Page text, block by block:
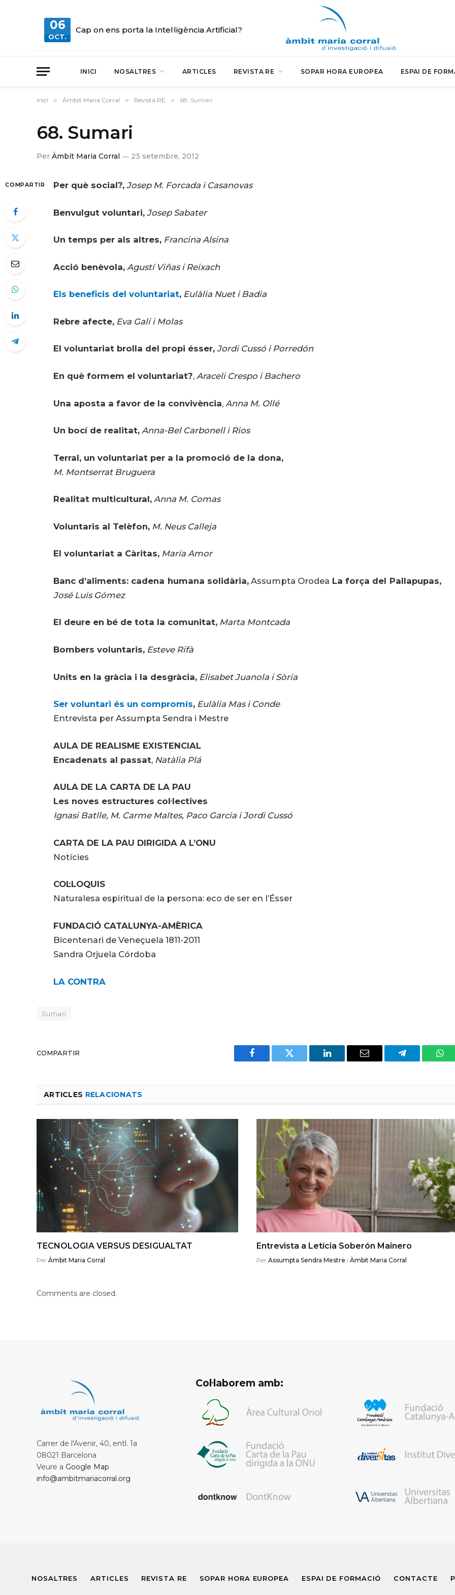
06
OCT.
Cap on ens porta la Intel·ligència Artificial?
INICI NOSALTRES ARTICLES REVISTA RE SOPAR HORA EUROPEA ESPAI DE
Inici » Àmbit Maria Corral » Revista RE » 68. Sumari
68. Sumari
Per Àmbit Maria Corral 23 setembre, 2012
COMPARTIR Per què social?, Josep M. Forcada i Casanovas
Benvulgut voluntari,Josep Sabater
Un temps per als altres, Francina Alsina
Acció benèvola, Agustí Viñas i Reixach
Els beneficis del voluntariat, Eulàlia Nuet i Badia
Rebre afecte, Eva Galí i Molas
El voluntariat brolla del propi ésser, Jordi Cussó i Porredón
En què formem el voluntariat?, Araceli Crespo i Bachero
Una aposta a favor de la convivència, Anna M. Ollé
Un bocí de realitat, Anna-Bel Carbonell i Rios
Terral, un voluntariat per a la promoció de la dona,
M. Montserrat Bruguera
Realitat multicultural, Anna M. Comas
Voluntaris al Telèfon, M. Neus Calleja
El voluntariat a Càritas, María Amor
Banc d’aliments: cadena humana solidària,Assumpta Orodea La força del Pallapupas,
José Luis Gómez
El deure en bé de tota la comunitat, Marta Montcada
Bombers voluntaris, Esteve Rifà
Units en la gràcia i la desgràcia, Elisabet Juanola i Sòria
Ser voluntari és un compromís, Eulàlia Mas i Conde
Entrevista per Assumpta Sendra i Mestre
AULA DE REALISME EXISTENCIAL
Encadenats al passat, Natàlia Plá
AULA DE LA CARTA DE LA PAU
Les noves estructures col·lectives
Ignasi Batlle, M. Carme Maltes, Paco Garcia i Jordi Cussó
CARTA DE LA PAU DIRIGIDA A L’ONU
Notícies
COL·LOQUIS
Naturalesa espiritual de la persona: eco de ser en l’Ésser
FUNDACIÓ CATALUNYA-AMÈRICA
Bicentenari de Veneçuela 1811-2011
Sandra Orjuela Córdoba
LA CONTRA
Sumari
COMPARTIR
Facebook Twitter LinkedIn Email Telegram
ARTICLES RELACIONATS
TECNOLOGIA VERSUS DESIGUALTAT
Per Àmbit Maria Corral
Entrevista a Letícia Soberón Mainero
Per Assumpta Sendra Mestre i Àmbit Maria Corral
Comments are closed.
Carrer de l'Avenir, 40, entl. 1a
08021 Barcelona
Veure a Google Map
info@ambitmariacorral.org
Col·laborem amb:
NOSALTRES ARTICLES REVISTA RE SOPAR HORA EUROPEA ESPAI DE FORMACIÓ CONTACTE